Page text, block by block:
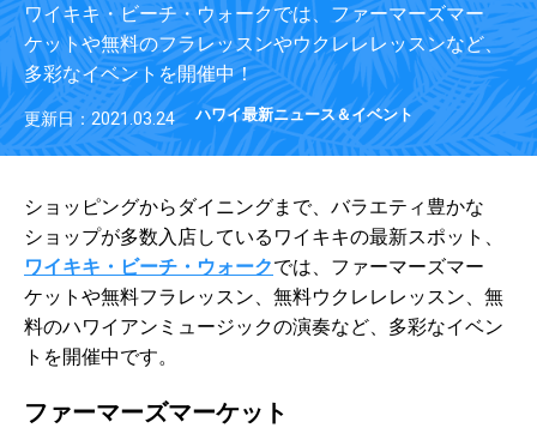
ワイキキ・ビーチ・ウォークでは、ファーマーズマー
ケットや無料のフラレッスンやウクレレレッスンなど、
多彩なイベントを開催中！
更新日：2021.03.24 ハワイ最新ニュース＆イベント
ショッピングからダイニングまで、バラエティ豊かな
ショップが多数入店しているワイキキの最新スポット、
ワイキキ・ビーチ・ウォークでは、ファーマーズマー
ケットや無料フラレッスン、無料ウクレレレッスン、無
料のハワイアンミュージックの演奏など、多彩なイベン
トを開催中です。
ファーマーズマーケット